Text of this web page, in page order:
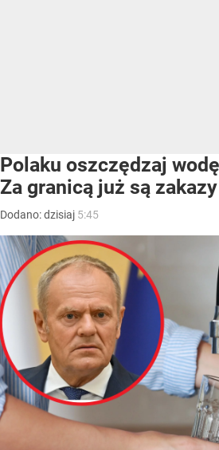
Polaku oszczędzaj
Za granicą już są zakazy
Dodano:dzisiaj 5:45